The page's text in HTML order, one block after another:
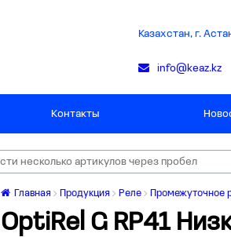
Казахстан, г.
info@keaz.kz
Контакты
Главная Продукция Реле Промежуточное
OptiRel G RP41